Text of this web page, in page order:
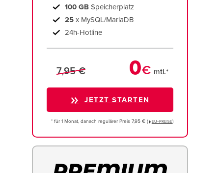
100 GB Speicherplatz
25 x MySQL/MariaDB
24h-Hotline
7,95 € 0€ mtl.*
JETZT STARTEN
* für 1 Monat, danach regulärer Preis 7,95 € ( EU−PREISE)